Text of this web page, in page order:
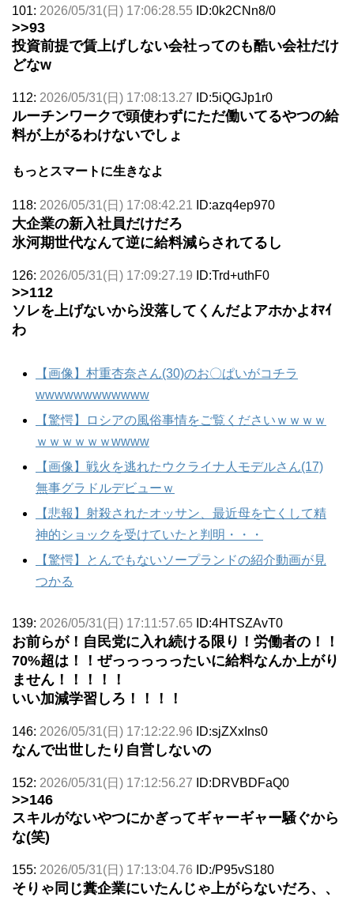
101: 2026/05/31(日) 17:06:28.55 ID:0k2CNn8/0
>>93
投資前提で賃上げしない会社ってのも酷い会社だけ
どなw
112: 2026/05/31(日) 17:08:13.27 ID:5iQGJp1r0
ルーチンワークで頭使わずにただ働いてるやつの給
料が上がるわけないでしょ
もっとスマートに生きなよ
118: 2026/05/31(日) 17:08:42.21 ID:azq4ep970
大企業の新入社員だけだろ
氷河期世代なんて逆に給料減らされてるし
126: 2026/05/31(日) 17:09:27.19 ID:Trd+uthF0
>>112
ソレを上げないから没落してくんだよアホかよｵﾏｲ
わ
【画像】村重杏奈さん(30)のお〇ぱいがコチラ
wwwwwwwwwwww
【驚愕】ロシアの風俗事情をご覧くださいｗｗｗｗ
ｗｗｗｗｗｗwwww
【画像】戦火を逃れたウクライナ人モデルさん(17)
無事グラドルデビューｗ
【悲報】射殺されたオッサン、最近母を亡くして精
神的ショックを受けていたと判明・・・
【驚愕】とんでもないソープランドの紹介動画が見
つかる
139: 2026/05/31(日) 17:11:57.65 ID:4HTSZAvT0
お前らが！自民党に入れ続ける限り！労働者の！！
70%超は！！ぜっっっっったいに給料なんか上がり
ません！！！！！
いい加減学習しろ！！！！
146: 2026/05/31(日) 17:12:22.96 ID:sjZXxIns0
なんで出世したり自営しないの
152: 2026/05/31(日) 17:12:56.27 ID:DRVBDFaQ0
>>146
スキルがないやつにかぎってギャーギャー騒ぐから
な(笑)
155: 2026/05/31(日) 17:13:04.76 ID:/P95vS180
そりゃ同じ糞企業にいたんじゃ上がらないだろ、、